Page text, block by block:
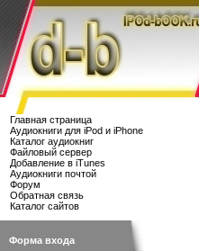
Главная страница
Аудиокниги для iPod и iPhone
Каталог аудиокниг
Файловый сервер
Добавление в iTunes
Аудиокниги почтой
Форум
Обратная связь
Каталог сайтов
Форма входа